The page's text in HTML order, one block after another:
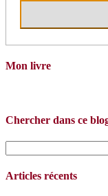
Mon livre
Chercher dans ce
Articles récents